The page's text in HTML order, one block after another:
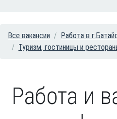
Все вакансии
Работа в
Туризм, гостиницы и
Работа и